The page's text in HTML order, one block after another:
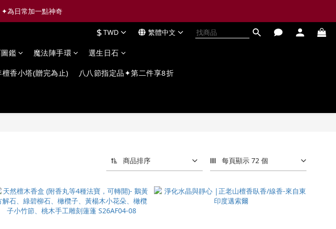
✦為日常加一點神奇
$TWD 繁體中文
鑑 魔法陣手環 選生日石
香小塔(贈完為止) 八八節指定品✦第二件享8折
商品排序 每頁顯示 72 個